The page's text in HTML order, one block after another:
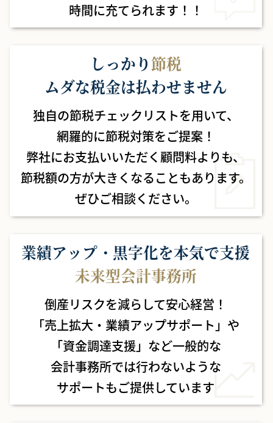
時間に充てられます！！
しっかり節税
ムダな税金は払わせません
独自の節税チェックリストを用いて、
網羅的に節税対策をご提案！
弊社にお支払いいただく顧問料よりも、
節税額の方が大きくなることもあります。
ぜひご相談ください。
業績アップ・黒字化を本気で支援
未来型会計事務所
倒産リスクを減らして安心経営！
「売上拡大・業績アップサポート」や
「資金調達支援」など一般的な
会計事務所では行わないような
サポートもご提供しています